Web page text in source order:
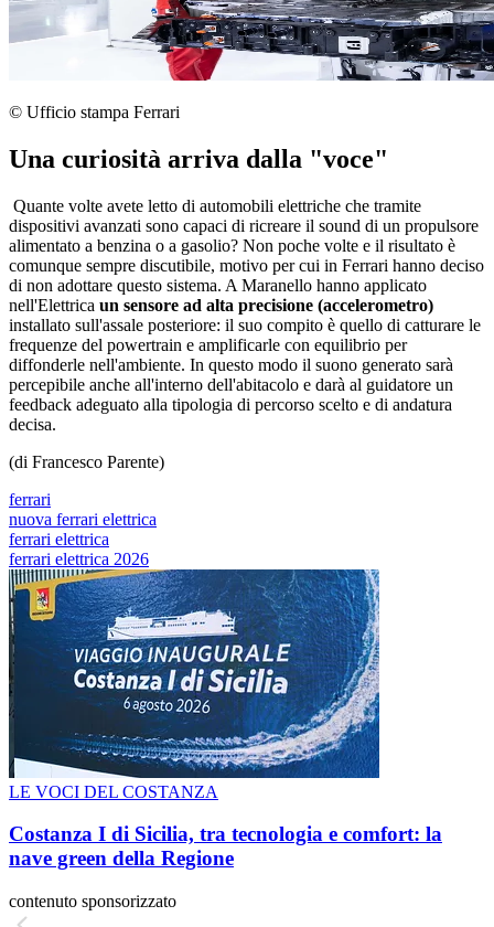
© Ufficio stampa Ferrari
Una curiosità arriva dalla "voce"
Quante volte avete letto di automobili elettriche che tramite
dispositivi avanzati sono capaci di ricreare il sound di un propulsore
alimentato a benzina o a gasolio? Non poche volte e il risultato è
comunque sempre discutibile, motivo per cui in Ferrari hanno deciso
di non adottare questo sistema. A Maranello hanno applicato
nell'Elettrica un sensore ad alta precisione (accelerometro)
installato sull'assale posteriore: il suo compito è quello di catturare le
frequenze del powertrain e amplificarle con equilibrio per
diffonderle nell'ambiente. In questo modo il suono generato sarà
percepibile anche all'interno dell'abitacolo e darà al guidatore un
feedback adeguato alla tipologia di percorso scelto e di andatura
decisa.
(di Francesco Parente)
ferrari
nuova ferrari elettrica
ferrari elettrica
ferrari elettrica 2026
LE VOCI DEL COSTANZA
Costanza I di Sicilia, tra tecnologia e comfort: la
nave green della Regione
contenuto sponsorizzato